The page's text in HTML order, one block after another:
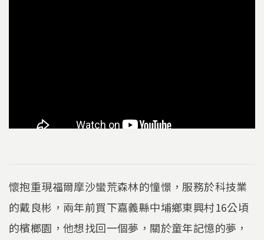
懷抱重現福爾摩沙蠻荒森林的憧憬，服務於科技業
的戴良彬，兩年前買下嘉義縣中埔鄉東興村16公頃
的檳榔園，他想找回一個夢，關於童年記憶的夢，